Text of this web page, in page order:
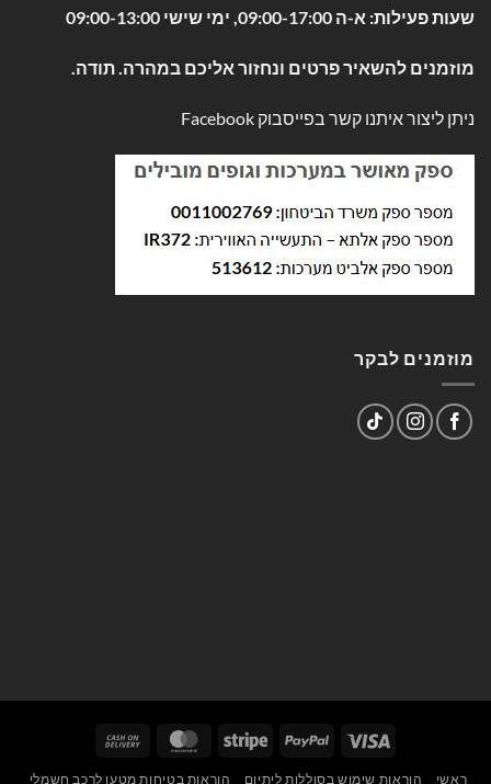
שעות פעילות: א-ה 09:00-17:00, ימי שישי 09:00-13:00
מוזמנים להשאיר פרטים ונחזור אליכם במהרה. תודה.
ניתן ליצור איתנו קשר בפייסבוק Facebook
מוזמנים לבקר
Visa
PayPal
Stripe
MasterCard
ראשי הוראות שימוש בסוללות ליתיום הוראות בטיחות מטען לרכב חשמלי